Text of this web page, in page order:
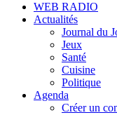
WEB RADIO
Actualités
Journal du
Jeux
Santé
Cuisine
Politique
Agenda
Créer un